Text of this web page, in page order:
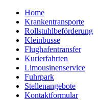
Home
Krankentransporte
Rollstuhlbeförderung
Kleinbusse
Flughafentransfer
Kurierfahrten
Limousinenservice
Fuhrpark
Stellenangebote
Kontaktformular